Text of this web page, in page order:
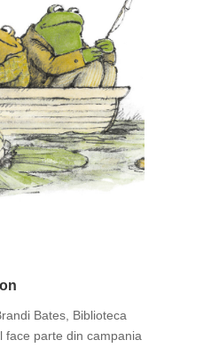
Bates, Biblioteca
face parte din campania